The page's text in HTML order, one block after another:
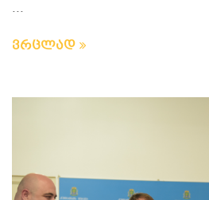
...
ვრცლად